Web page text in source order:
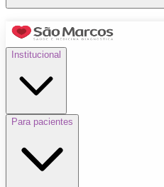
Institucional
Para pacientes